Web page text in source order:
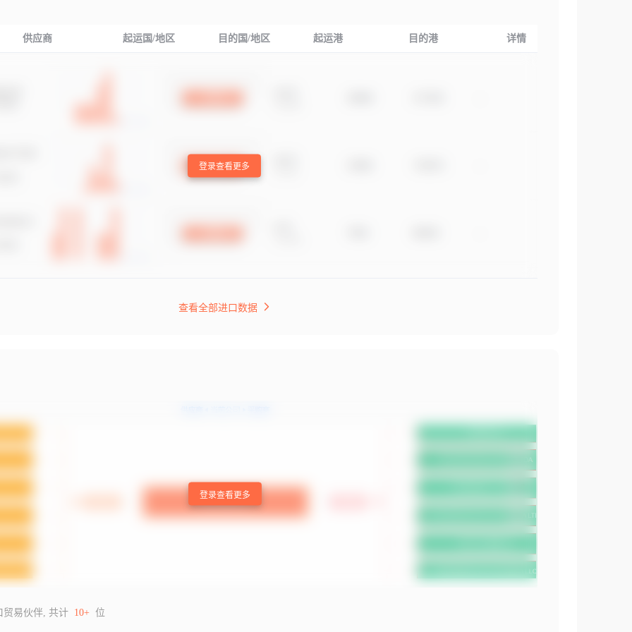
供应商 起运国/地区 目的国/地区 起运港 目的港 详情
登录查看更多
查看全部进口数据
登录查看更多
贸易伙伴, 共计 10+ 位